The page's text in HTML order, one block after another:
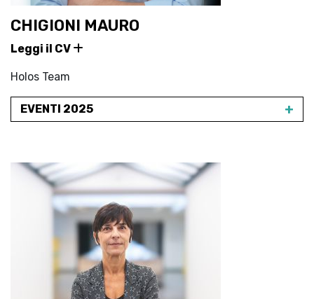
CHIGIONI MAURO
Leggi il CV
Holos Team
EVENTI 2025 +